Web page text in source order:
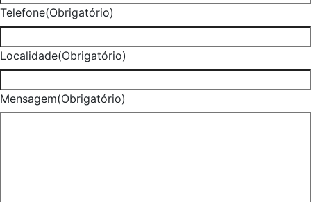
Telefone(Obrigatório)
Localidade(Obrigatório)
Mensagem(Obrigatório)